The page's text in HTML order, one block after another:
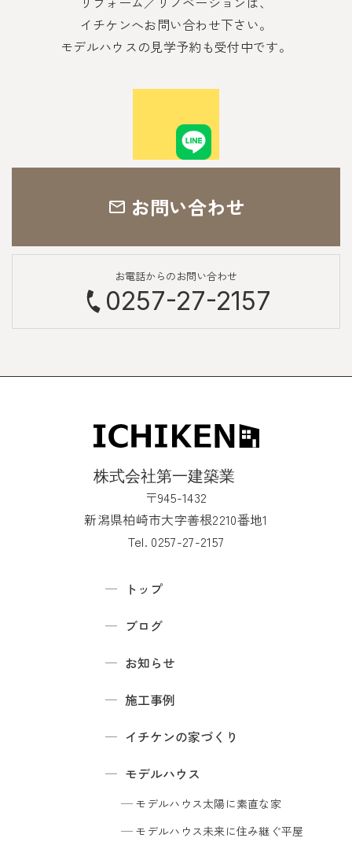
イチケンへお問い合わせ下さい。
モデルハウスの見学予約も受付中です。
お問い合わせ
お電話からのお問い合わせ
0257-27-2157
〒945-1432
新潟県柏崎市大字善根2210番地1
Tel. 0257-27-2157
トップ
ブログ
お知らせ
施工事例
イチケンの家づくり
モデルハウス
モデルハウス太陽に素直な家
モデルハウス未来に住み継ぐ平屋